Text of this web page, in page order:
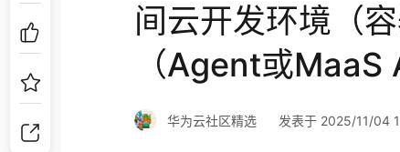
间云开发环境（
（Agent或
华为云社区精选 发表于 2025/11/04